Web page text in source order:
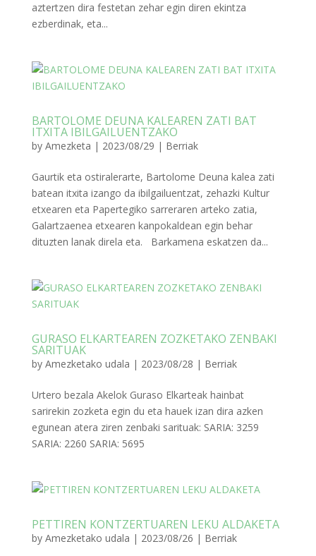
aztertzen dira festetan zehar egin diren ekintza
ezberdinak, eta...
BARTOLOME DEUNA KALEAREN ZATI BAT
ITXITA IBILGAILUENTZAKO
by Amezketa | 2023/08/29 | Berriak
Gaurtik eta ostiralerarte, Bartolome Deuna kalea zati
batean itxita izango da ibilgailuentzat, zehazki Kultur
etxearen eta Papertegiko sarreraren arteko zatia,
Galartzaenea etxearen kanpokaldean egin behar
dituzten lanak direla eta. Barkamena eskatzen da...
GURASO ELKARTEAREN ZOZKETAKO ZENBAKI
SARITUAK
by Amezketako udala | 2023/08/28 | Berriak
Urtero bezala Akelok Guraso Elkarteak hainbat
sarirekin zozketa egin du eta hauek izan dira azken
egunean atera ziren zenbaki sarituak: SARIA: 3259
SARIA: 2260 SARIA: 5695
PETTIREN KONTZERTUAREN LEKU ALDAKETA
by Amezketako udala | 2023/08/26 | Berriak